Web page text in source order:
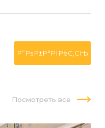
Посмотреть все